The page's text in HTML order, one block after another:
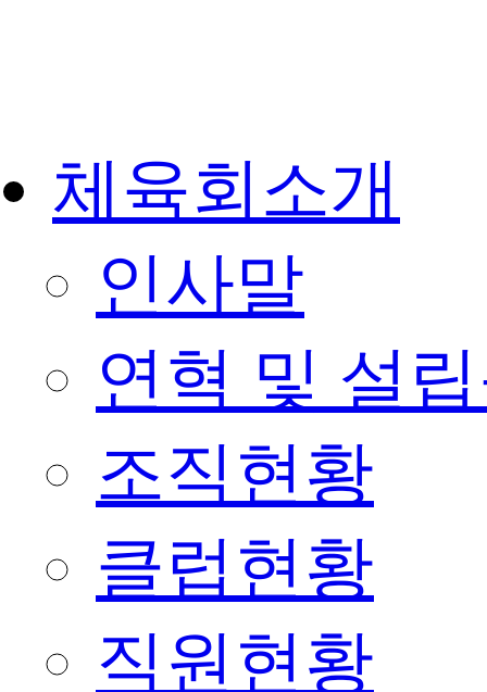
체육회소개
인사말
연혁 및 설
조직현황
클럽현황
직원현황